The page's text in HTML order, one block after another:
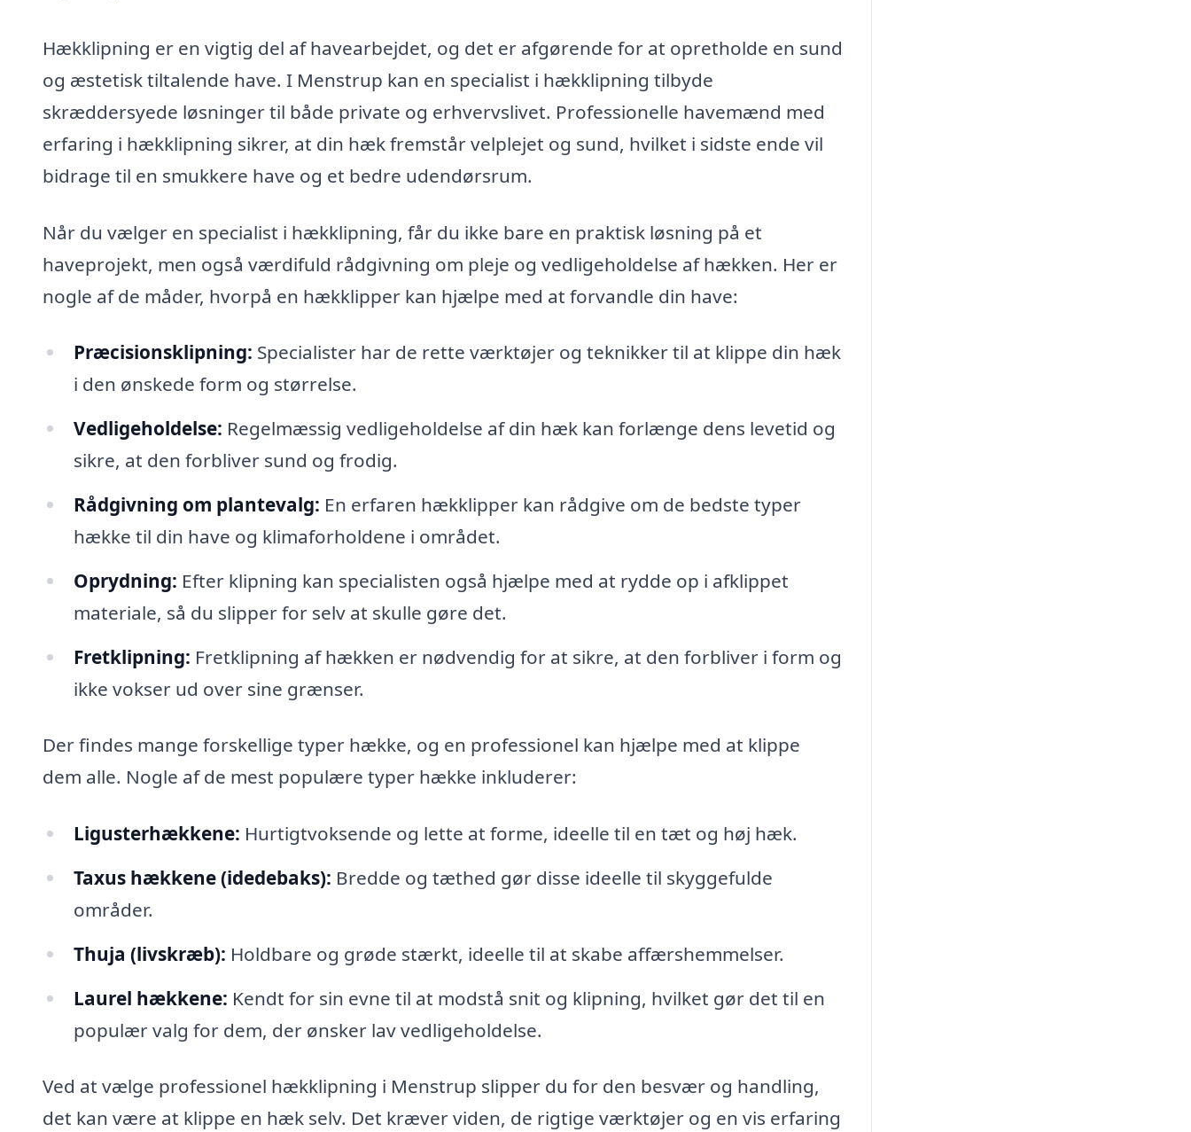
Hækklipning er en vigtig del af havearbejdet, og det er afgørende for at opretholde en sund
og æstetisk tiltalende have. I Menstrup kan en specialist i hækklipning tilbyde
skræddersyede løsninger til både private og erhvervslivet. Professionelle havemænd med
erfaring i hækklipning sikrer, at din hæk fremstår velplejet og sund, hvilket i sidste ende vil
bidrage til en smukkere have og et bedre udendørsrum.
Når du vælger en specialist i hækklipning, får du ikke bare en praktisk løsning på et
haveprojekt, men også værdifuld rådgivning om pleje og vedligeholdelse af hækken. Her er
nogle af de måder, hvorpå en hækklipper kan hjælpe med at forvandle din have:
Præcisionsklipning: Specialister har de rette værktøjer og teknikker til at klippe din hæk
i den ønskede form og størrelse.
Vedligeholdelse: Regelmæssig vedligeholdelse af din hæk kan forlænge dens levetid og
sikre, at den forbliver sund og frodig.
Rådgivning om plantevalg: En erfaren hækklipper kan rådgive om de bedste typer
hække til din have og klimaforholdene i området.
Oprydning: Efter klipning kan specialisten også hjælpe med at rydde op i afklippet
materiale, så du slipper for selv at skulle gøre det.
Fretklipning: Fretklipning af hækken er nødvendig for at sikre, at den forbliver i form og
ikke vokser ud over sine grænser.
Der findes mange forskellige typer hække, og en professionel kan hjælpe med at klippe
dem alle. Nogle af de mest populære typer hække inkluderer:
Ligusterhækkene: Hurtigtvoksende og lette at forme, ideelle til en tæt og høj hæk.
Taxus hækkene (idedebaks): Bredde og tæthed gør disse ideelle til skyggefulde
områder.
Thuja (livskræb): Holdbare og grøde stærkt, ideelle til at skabe affærshemmelser.
Laurel hækkene: Kendt for sin evne til at modstå snit og klipning, hvilket gør det til en
populær valg for dem, der ønsker lav vedligeholdelse.
Ved at vælge professionel hækklipning i Menstrup slipper du for den besvær og handling,
det kan være at klippe en hæk selv. Det kræver viden, de rigtige værktøjer og en vis erfaring